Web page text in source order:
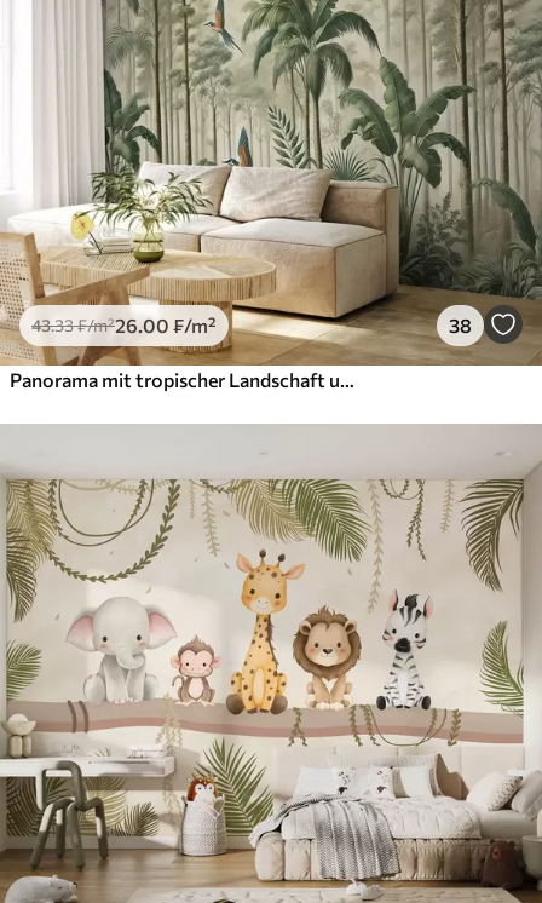
43.33₣/m²26.00 ₣/m² 38
Panorama mit tropischer Landschaft und Vögeln